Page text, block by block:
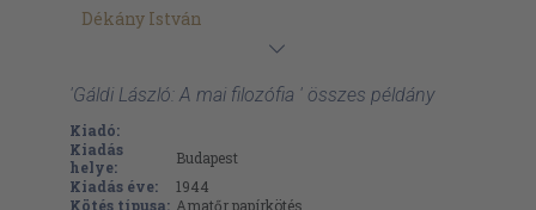
Dékány István
'Gáldi László: A mai filozófia ' összes példány
Kiadó:
Kiadás
helye:
Budapest
Kiadás éve:
1944
Kötés típusa: Amatőr papírkötés